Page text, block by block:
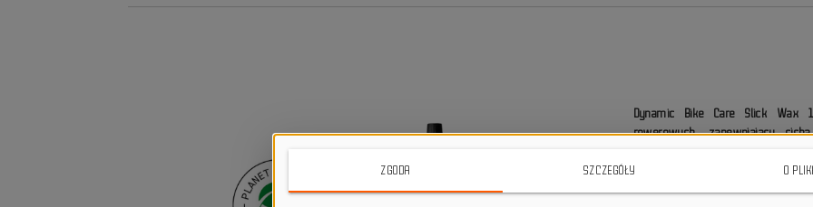
Dynamic Bike Care Slick Wax
rowerowych, zapewniający
. Chroni łańcuch
żywotność nawet o 40%.
ZGODA SZCZEGÓŁY O